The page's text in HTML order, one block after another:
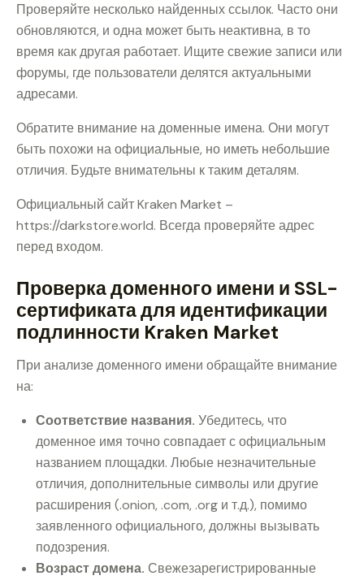
Проверяйте несколько найденных ссылок. Часто они
обновляются, и одна может быть неактивна, в то
время как другая работает. Ищите свежие записи или
форумы, где пользователи делятся актуальными
адресами.
Обратите внимание на доменные имена. Они могут
быть похожи на официальные, но иметь небольшие
отличия. Будьте внимательны к таким деталям.
Официальный сайт Kraken Market –
https://darkstore.world. Всегда проверяйте адрес
перед входом.
Проверка доменного имени и SSL-
сертификата для идентификации
подлинности Kraken Market
При анализе доменного имени обращайте внимание
на:
Соответствие названия. Убедитесь, что
доменное имя точно совпадает с официальным
названием площадки. Любые незначительные
отличия, дополнительные символы или другие
расширения (.onion, .com, .org и т.д.), помимо
заявленного официального, должны вызывать
подозрения.
Возраст домена. Свежезарегистрированные